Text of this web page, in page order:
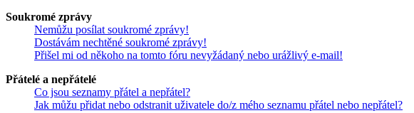
Soukromé zprávy
Nemůžu posílat soukromé zprávy!
Dostávám nechtěné soukromé zprávy!
Přišel mi od někoho na tomto fóru nevyžádaný nebo urážlivý e-mail!
Přátelé a nepřátelé
Co jsou seznamy přátel a nepřátel?
Jak můžu přidat nebo odstranit uživatele do/z mého seznamu přátel nebo nepřátel?